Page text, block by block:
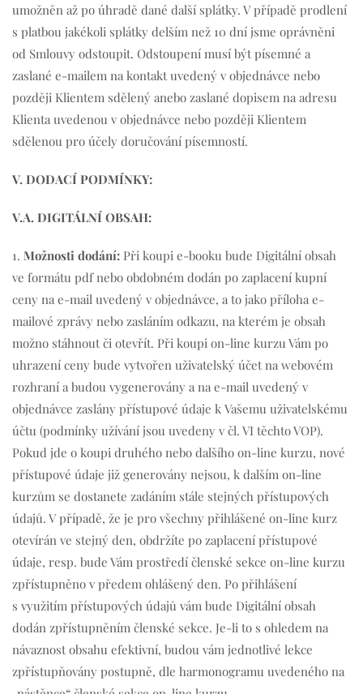
umožněn až po úhradě dané další splátky. V případě prodlení
s platbou jakékoli splátky delším než 10 dní jsme oprávněni
od Smlouvy odstoupit. Odstoupení musí být písemné a
zaslané e-mailem na kontakt uvedený v objednávce nebo
později Klientem sdělený anebo zaslané dopisem na adresu
Klienta uvedenou v objednávce nebo později Klientem
sdělenou pro účely doručování písemností.
V. DODACÍ PODMÍNKY:
V.A. DIGITÁLNÍ OBSAH:
1. Možnosti dodání: Při koupi e-booku bude Digitální obsah
ve formátu pdf nebo obdobném dodán po zaplacení kupní
ceny na e-mail uvedený v objednávce, a to jako příloha e-
mailové zprávy nebo zasláním odkazu, na kterém je obsah
možno stáhnout či otevřít. Při koupi on-line kurzu Vám po
uhrazení ceny bude vytvořen uživatelský účet na webovém
rozhraní a budou vygenerovány a na e-mail uvedený v
objednávce zaslány přístupové údaje k Vašemu uživatelskému
účtu (podmínky užívání jsou uvedeny v čl. VI těchto VOP).
Pokud jde o koupi druhého nebo dalšího on-line kurzu, nové
přístupové údaje již generovány nejsou, k dalším on-line
kurzům se dostanete zadáním stále stejných přístupových
údajů. V případě, že je pro všechny přihlášené on-line kurz
otevírán ve stejný den, obdržíte po zaplacení přístupové
údaje, resp. bude Vám prostředí členské sekce on-line kurzu
zpřístupněno v předem ohlášený den. Po přihlášení
s využitím přístupových údajů vám bude Digitální obsah
dodán zpřístupněním členské sekce. Je-li to s ohledem na
návaznost obsahu efektivní, budou vám jednotlivé lekce
zpřístupňovány postupně, dle harmonogramu uvedeného na